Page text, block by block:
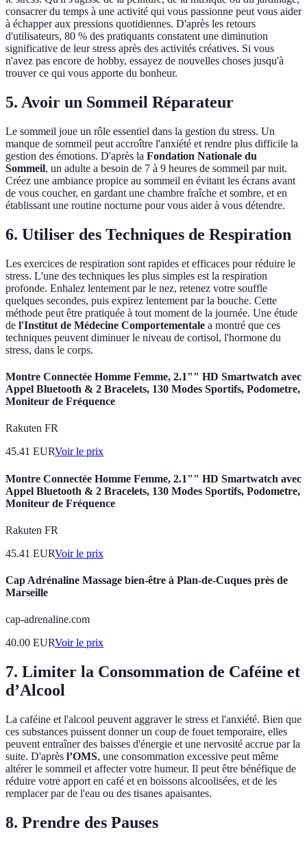
consacrer du temps à une activité qui vous passionne peut vous aider
à échapper aux pressions quotidiennes. D'après les retours
d'utilisateurs, 80 % des pratiquants constatent une diminution
significative de leur stress après des activités créatives. Si vous
n'avez pas encore de hobby, essayez de nouvelles choses jusqu'à
trouver ce qui vous apporte du bonheur.
5. Avoir un Sommeil Réparateur
Le sommeil joue un rôle essentiel dans la gestion du stress. Un
manque de sommeil peut accroître l'anxiété et rendre plus difficile la
gestion des émotions. D'après la Fondation Nationale du
Sommeil, un adulte a besoin de 7 à 9 heures de sommeil par nuit.
Créez une ambiance propice au sommeil en évitant les écrans avant
de vous coucher, en gardant une chambre fraîche et sombre, et en
établissant une routine nocturne pour vous aider à vous détendre.
6. Utiliser des Techniques de Respiration
Les exercices de respiration sont rapides et efficaces pour réduire le
stress. L'une des techniques les plus simples est la respiration
profonde. Enhalez lentement par le nez, retenez votre souffle
quelques secondes, puis expirez lentement par la bouche. Cette
méthode peut être pratiquée à tout moment de la journée. Une étude
de l'Institut de Médecine Comportementale a montré que ces
techniques peuvent diminuer le niveau de cortisol, l'hormone du
stress, dans le corps.
Montre Connectée Homme Femme, 2.1"" HD Smartwatch avec
Appel Bluetooth & 2 Bracelets, 130 Modes Sportifs, Podometre,
Moniteur de Fréquence
Rakuten FR
45.41 EURVoir le prix
Montre Connectée Homme Femme, 2.1"" HD Smartwatch avec
Appel Bluetooth & 2 Bracelets, 130 Modes Sportifs, Podometre,
Moniteur de Fréquence
Rakuten FR
45.41 EURVoir le prix
Cap Adrénaline Massage bien-être à Plan-de-Cuques près de
Marseille
cap-adrenaline.com
40.00 EURVoir le prix
7. Limiter la Consommation de Caféine et
d’Alcool
La caféine et l'alcool peuvent aggraver le stress et l'anxiété. Bien que
ces substances puissent donner un coup de fouet temporaire, elles
peuvent entraîner des baisses d'énergie et une nervosité accrue par la
suite. D'après l’OMS, une consommation excessive peut même
altérer le sommeil et affecter votre humeur. Il peut être bénéfique de
réduire votre apport en café et en boissons alcoolisées, et de les
remplacer par de l'eau ou des tisanes apaisantes.
8. Prendre des Pauses